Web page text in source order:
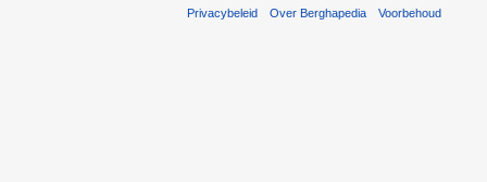
Privacybeleid Over Berghapedia Voorbehoud